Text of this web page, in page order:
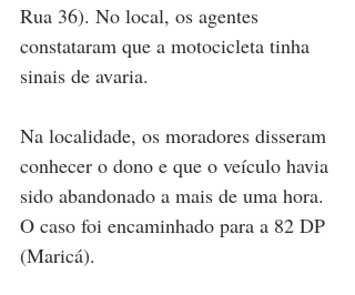
Rua 36). No local, os agentes
constataram que a motocicleta tinha
sinais de avaria.
Na localidade, os moradores disseram
conhecer o dono e que o veículo havia
sido abandonado a mais de uma hora.
O caso foi encaminhado para a 82 DP
(Maricá).